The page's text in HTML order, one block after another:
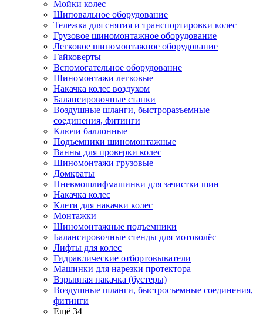
Мойки колес
Шиповальное оборудование
Тележка для снятия и транспортировки колес
Грузовое шиномонтажное оборудование
Легковое шиномонтажное оборудование
Гайковерты
Вспомогательное оборудование
Шиномонтажи легковые
Накачка колес воздухом
Балансировочные станки
Воздушные шланги, быстроразъемные
соединения, фитинги
Ключи баллонные
Подъемники шиномонтажные
Ванны для проверки колес
Шиномонтажи грузовые
Домкраты
Пневмошлифмашинки для зачистки шин
Накачка колес
Клети для накачки колес
Монтажки
Шиномонтажные подъемники
Балансировочные стенды для мотоколёс
Лифты для колес
Гидравлические отбортовыватели
Машинки для нарезки протектора
Взрывная накачка (бустеры)
Воздушные шланги, быстросъемные соединения,
фитинги
Ещё 34